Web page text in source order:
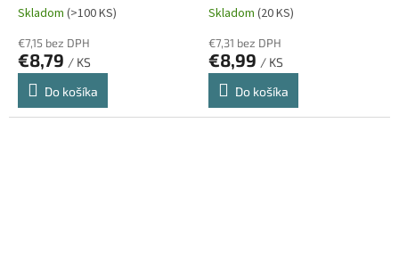
545×363×317 mm
Skladom (>100 KS)
€7,15 bez DPH
€8,79 / KS
Do košíka
555×360×315 mm
Skladom (20 KS)
€7,31 bez DPH
€8,99 / KS
Do košíka